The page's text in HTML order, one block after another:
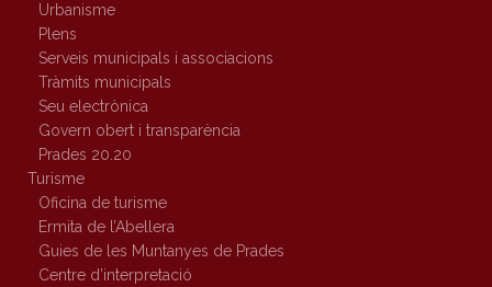
Urbanisme
Plens
Serveis municipals i associacions
Tràmits municipals
Seu electrònica
Govern obert i transparència
Prades 20.20
Turisme
Oficina de turisme
Ermita de l’Abellera
Guies de les Muntanyes de Prades
Centre d’interpretació